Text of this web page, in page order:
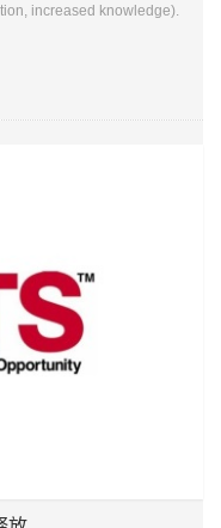
increased knowledge).